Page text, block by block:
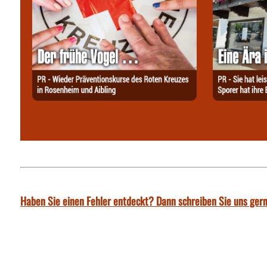
Haben Sie einen Fehler entdeckt? Dann schreiben Sie uns